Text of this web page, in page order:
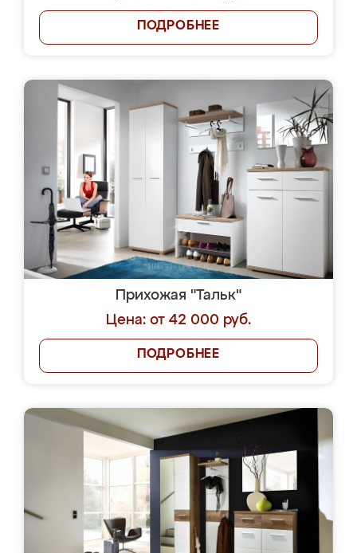
ПОДРОБНЕЕ
Прихожая "Тальк"
Цена: от 42 000 руб.
ПОДРОБНЕЕ